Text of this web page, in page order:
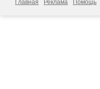
Главная Реклама Помощь